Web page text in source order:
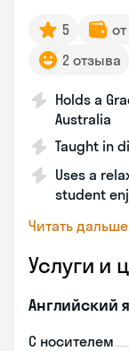
5
2 отзыва
Holds a
Australia
Taught in
Uses a
student
Читать дальше
Услуги и
Английский
С носителем